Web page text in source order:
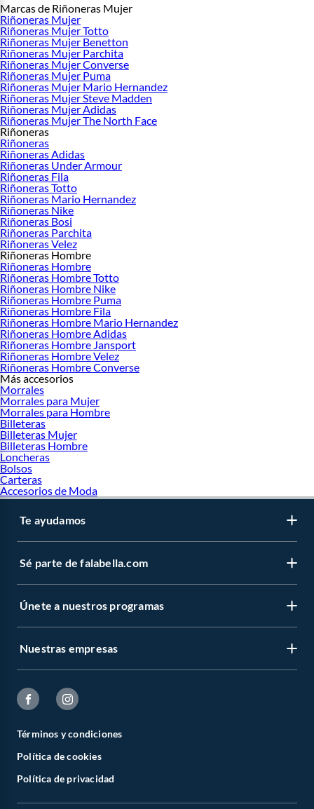
Marcas de Riñoneras Mujer
Riñoneras Mujer
Riñoneras Mujer Totto
Riñoneras Mujer Benetton
Riñoneras Mujer Parchita
Riñoneras Mujer Converse
Riñoneras Mujer Puma
Riñoneras Mujer Mario Hernandez
Riñoneras Mujer Steve Madden
Riñoneras Mujer Adidas
Riñoneras Mujer The North Face
Riñoneras
Riñoneras
Riñoneras Adidas
Riñoneras Under Armour
Riñoneras Fila
Riñoneras Totto
Riñoneras Mario Hernandez
Riñoneras Nike
Riñoneras Bosi
Riñoneras Parchita
Riñoneras Velez
Riñoneras Hombre
Riñoneras Hombre
Riñoneras Hombre Totto
Riñoneras Hombre Nike
Riñoneras Hombre Puma
Riñoneras Hombre Fila
Riñoneras Hombre Mario Hernandez
Riñoneras Hombre Adidas
Riñoneras Hombre Jansport
Riñoneras Hombre Velez
Riñoneras Hombre Converse
Más accesorios
Morrales
Morrales para Mujer
Morrales para Hombre
Billeteras
Billeteras Mujer
Billeteras Hombre
Loncheras
Bolsos
Carteras
Accesorios de Moda
Te ayudamos
Sé parte de falabella.com
Únete a nuestros programas
Nuestras empresas
Términos y condiciones
Política de cookies
Política de privacidad